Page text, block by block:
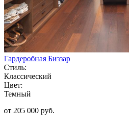
Гардеробная Биззар
Стиль:
Классический
Цвет:
Темный
от 205 000 руб.